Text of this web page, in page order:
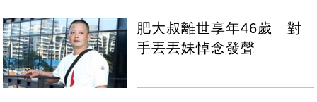
肥大叔離世享年46歲 對
手丟丟妹悼念發聲